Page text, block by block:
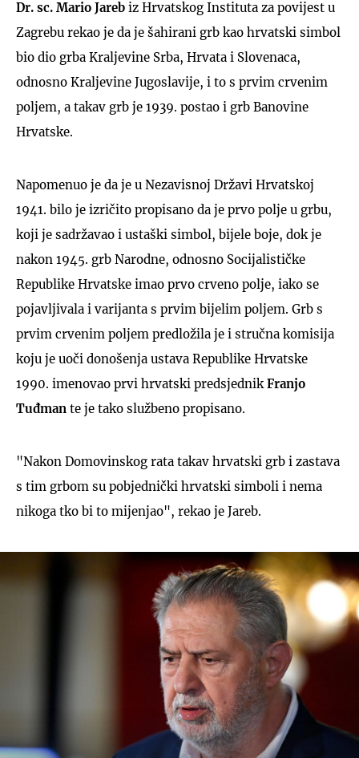
Dr. sc. Mario Jareb iz Hrvatskog Instituta za povijest u
Zagrebu rekao je da je šahirani grb kao hrvatski simbol
bio dio grba Kraljevine Srba, Hrvata i Slovenaca,
odnosno Kraljevine Jugoslavije, i to s prvim crvenim
poljem, a takav grb je 1939. postao i grb Banovine
Hrvatske.
Napomenuo je da je u Nezavisnoj Državi Hrvatskoj
1941. bilo je izričito propisano da je prvo polje u grbu,
koji je sadržavao i ustaški simbol, bijele boje, dok je
nakon 1945. grb Narodne, odnosno Socijalističke
Republike Hrvatske imao prvo crveno polje, iako se
pojavljivala i varijanta s prvim bijelim poljem. Grb s
prvim crvenim poljem predložila je i stručna komisija
koju je uoči donošenja ustava Republike Hrvatske
1990. imenovao prvi hrvatski predsjednikFranjo
Tuđman te je tako službeno propisano.
"Nakon Domovinskog rata takav hrvatski grb i zastava
s tim grbom su pobjednički hrvatski simboli i nema
nikoga tko bi to mijenjao", rekao je Jareb.